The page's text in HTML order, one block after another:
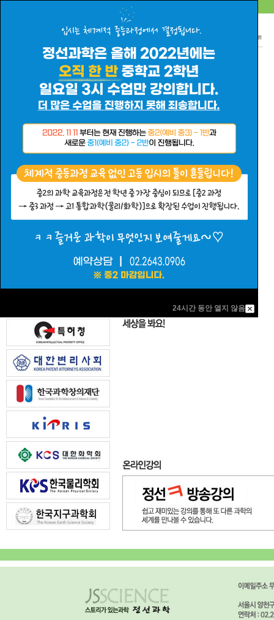
24시간 동안 열지 않음